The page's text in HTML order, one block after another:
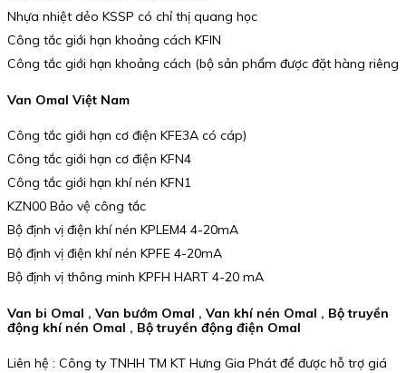
Nhựa nhiệt dẻo KSSP có chỉ thị quang học
Công tắc giới hạn khoảng cách KFIN
Công tắc giới hạn khoảng cách (bộ sản phẩm được đặt hàng riêng
Van Omal Việt Nam
Công tắc giới hạn cơ điện KFE3A có cáp)
Công tắc giới hạn cơ điện KFN4
Công tắc giới hạn khí nén KFN1
KZN00 Bảo vệ công tắc
Bộ định vị điện khí nén KPLEM4 4-20mA
Bộ định vị điện khí nén KPFE 4-20mA
Bộ định vị thông minh KPFH HART 4-20 mA
Van bi Omal , Van bướm Omal , Van khí nén Omal , Bộ truyền
động khí nén Omal , Bộ truyền động điện Omal
Liên hệ : Công ty TNHH TM KT Hưng Gia Phát để được hỗ trợ giá